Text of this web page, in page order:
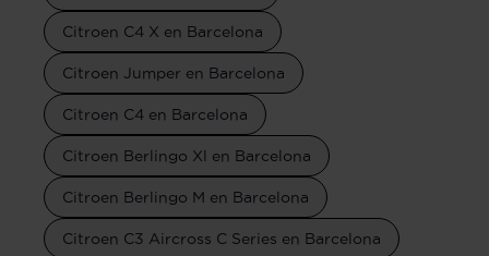
Citroen C4 X en Barcelona
Citroen Jumper en Barcelona
Citroen C4 en Barcelona
Citroen Berlingo Xl en Barcelona
Citroen Berlingo M en Barcelona
Citroen C3 Aircross C Series en Barcelona